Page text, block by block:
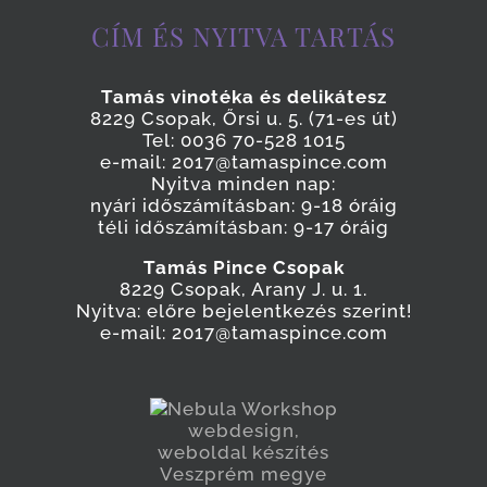
CÍM ÉS NYITVA TARTÁS
Tamás vinotéka és delikátesz
8229 Csopak, Őrsi u. 5. (71-es út)
Tel: 0036 70-528 1015
e-mail: 2017@tamaspince.com
Nyitva minden nap:
nyári időszámításban: 9-18 óráig
téli időszámításban: 9-17 óráig
Tamás Pince Csopak
8229 Csopak, Arany J. u. 1.
Nyitva: előre bejelentkezés szerint!
e-mail: 2017@tamaspince.com